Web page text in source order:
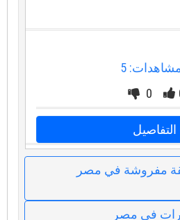
5
0
التفاصيل
مفروشة في مصر
في مصر